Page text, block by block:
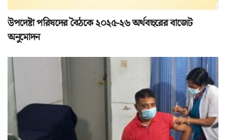
উপদেষ্টা পরিষদের বৈঠকে ২০২৫-২৬ অর্থবছরের বাজেট
অনুমোদন